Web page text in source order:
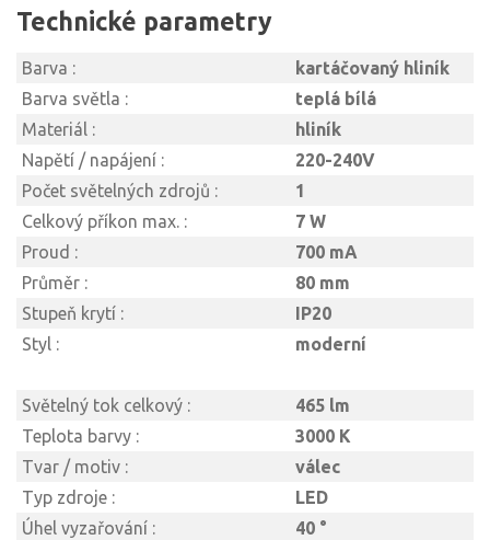
Technické parametry
Barva :
kartáčovaný hliník
Barva světla :
teplá bílá
Materiál :
hliník
Napětí / napájení :
220-240V
Počet světelných zdrojů :
1
Celkový příkon max. :
7 W
Proud :
700 mA
Průměr :
80 mm
Stupeň krytí :
IP20
Styl :
moderní
Světelný tok celkový :
465 lm
Teplota barvy :
3000 K
Tvar / motiv :
válec
Typ zdroje :
LED
Úhel vyzařování :
40 °